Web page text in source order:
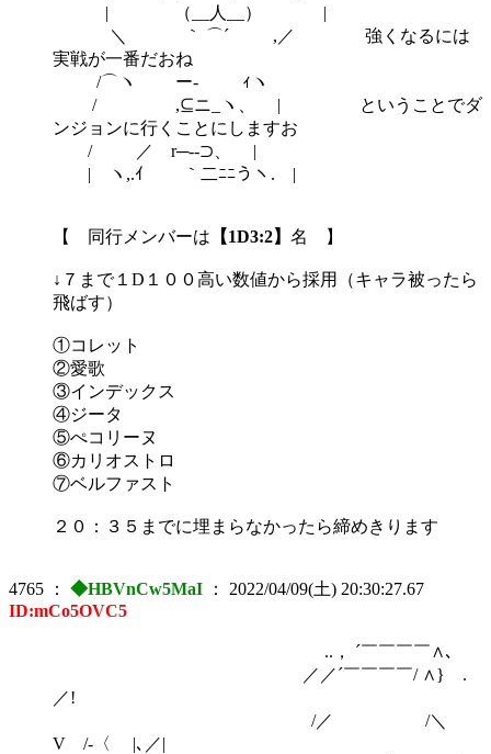
| （__人__） |
＼ ｀ ⌒´ ,／ 強くなるには
実戦が一番だおね
/⌒ヽ ー‐ ｨヽ
/ ,⊆ニ_ヽ、 | ということでダ
ンジョンに行くことにしますお
/ ／ r─--⊃、 |
| ヽ,.ｲ ｀二ﾆﾆうヽ. |
【 同行メンバーは 【1D3:2】 名 】
↓７まで１D１００高い数値から採用（キャラ被ったら
飛ばす）
①コレット
②愛歌
③インデックス
④ジータ
⑤ぺコリーヌ
⑥カリオストロ
⑦ベルファスト
２０：３５までに埋まらなかったら締めきります
4765 ： ◆HBVnCw5MaI ： 2022/04/09(土) 20:30:27.67
ID:mCo5OVC5
..， ´￣￣￣￣∧､
／／´￣￣￣￣/ ∧} .
／!
/／ /＼
V /-〈 |､／|